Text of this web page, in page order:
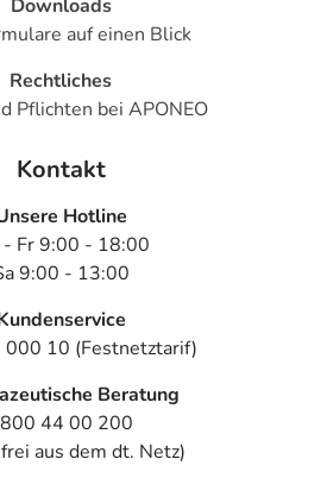
Downloads
auf einen Blick
Rechtliches
Pflichten bei APONEO
Kontakt
Hotline
- Fr 9:00 - 18:00
9:00 - 13:00
10 (Festnetztarif)
Beratung
44 00 200
aus dem dt. Netz)